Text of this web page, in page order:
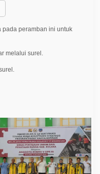
pada peramban ini untuk
melalui surel.